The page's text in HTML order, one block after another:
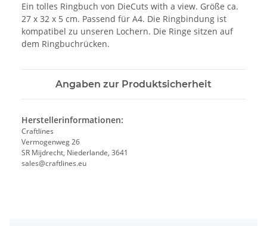
Ein tolles Ringbuch von DieCuts with a view. Größe ca.
27 x 32 x 5 cm. Passend für A4. Die Ringbindung ist
kompatibel zu unseren Lochern. Die Ringe sitzen auf
dem Ringbuchrücken.
Angaben zur Produktsicherheit
Herstellerinformationen:
Craftlines
Vermogenweg 26
SR Mijdrecht, Niederlande, 3641
sales@craftlines.eu